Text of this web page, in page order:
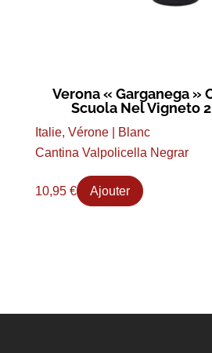
Verona « Garganega »
Scuola Nel Vigneto
Italie, Vérone | Blanc
Cantina Valpolicella Negrar
10,95 € Ajouter